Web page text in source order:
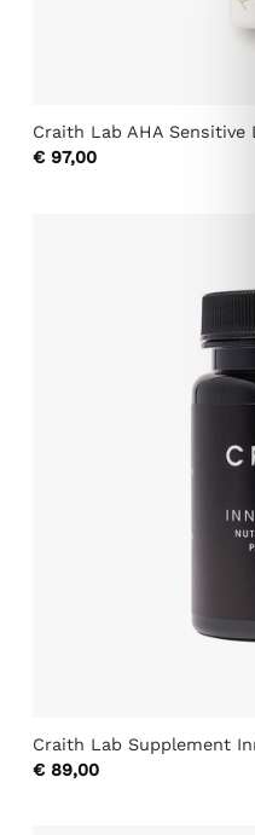
Craith Lab AHA
€97,00
Craith Lab Supplement
€89,00